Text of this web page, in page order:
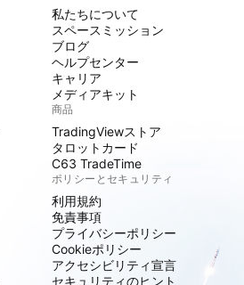
私たちについて
スペースミッション
ブログ
ヘルプセンター
キャリア
メディアキット
商品
TradingViewストア
タロットカード
C63 TradeTime
ポリシーとセキュリティ
利用規約
免責事項
プライバシーポリシー
Cookieポリシー
アクセシビリティ宣言
セキュリティのヒント